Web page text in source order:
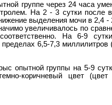
группе через 24 часа
На 2 - 3 сутки после
выделения мочи в 2,4 -
увеличивалось по
На 6-9
6,5-7,3 миллилитров
опытной группы на 5-9
коричневый цвет